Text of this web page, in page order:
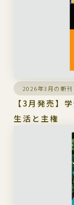
2026年3月の新刊
【3月発売】
生活と主権